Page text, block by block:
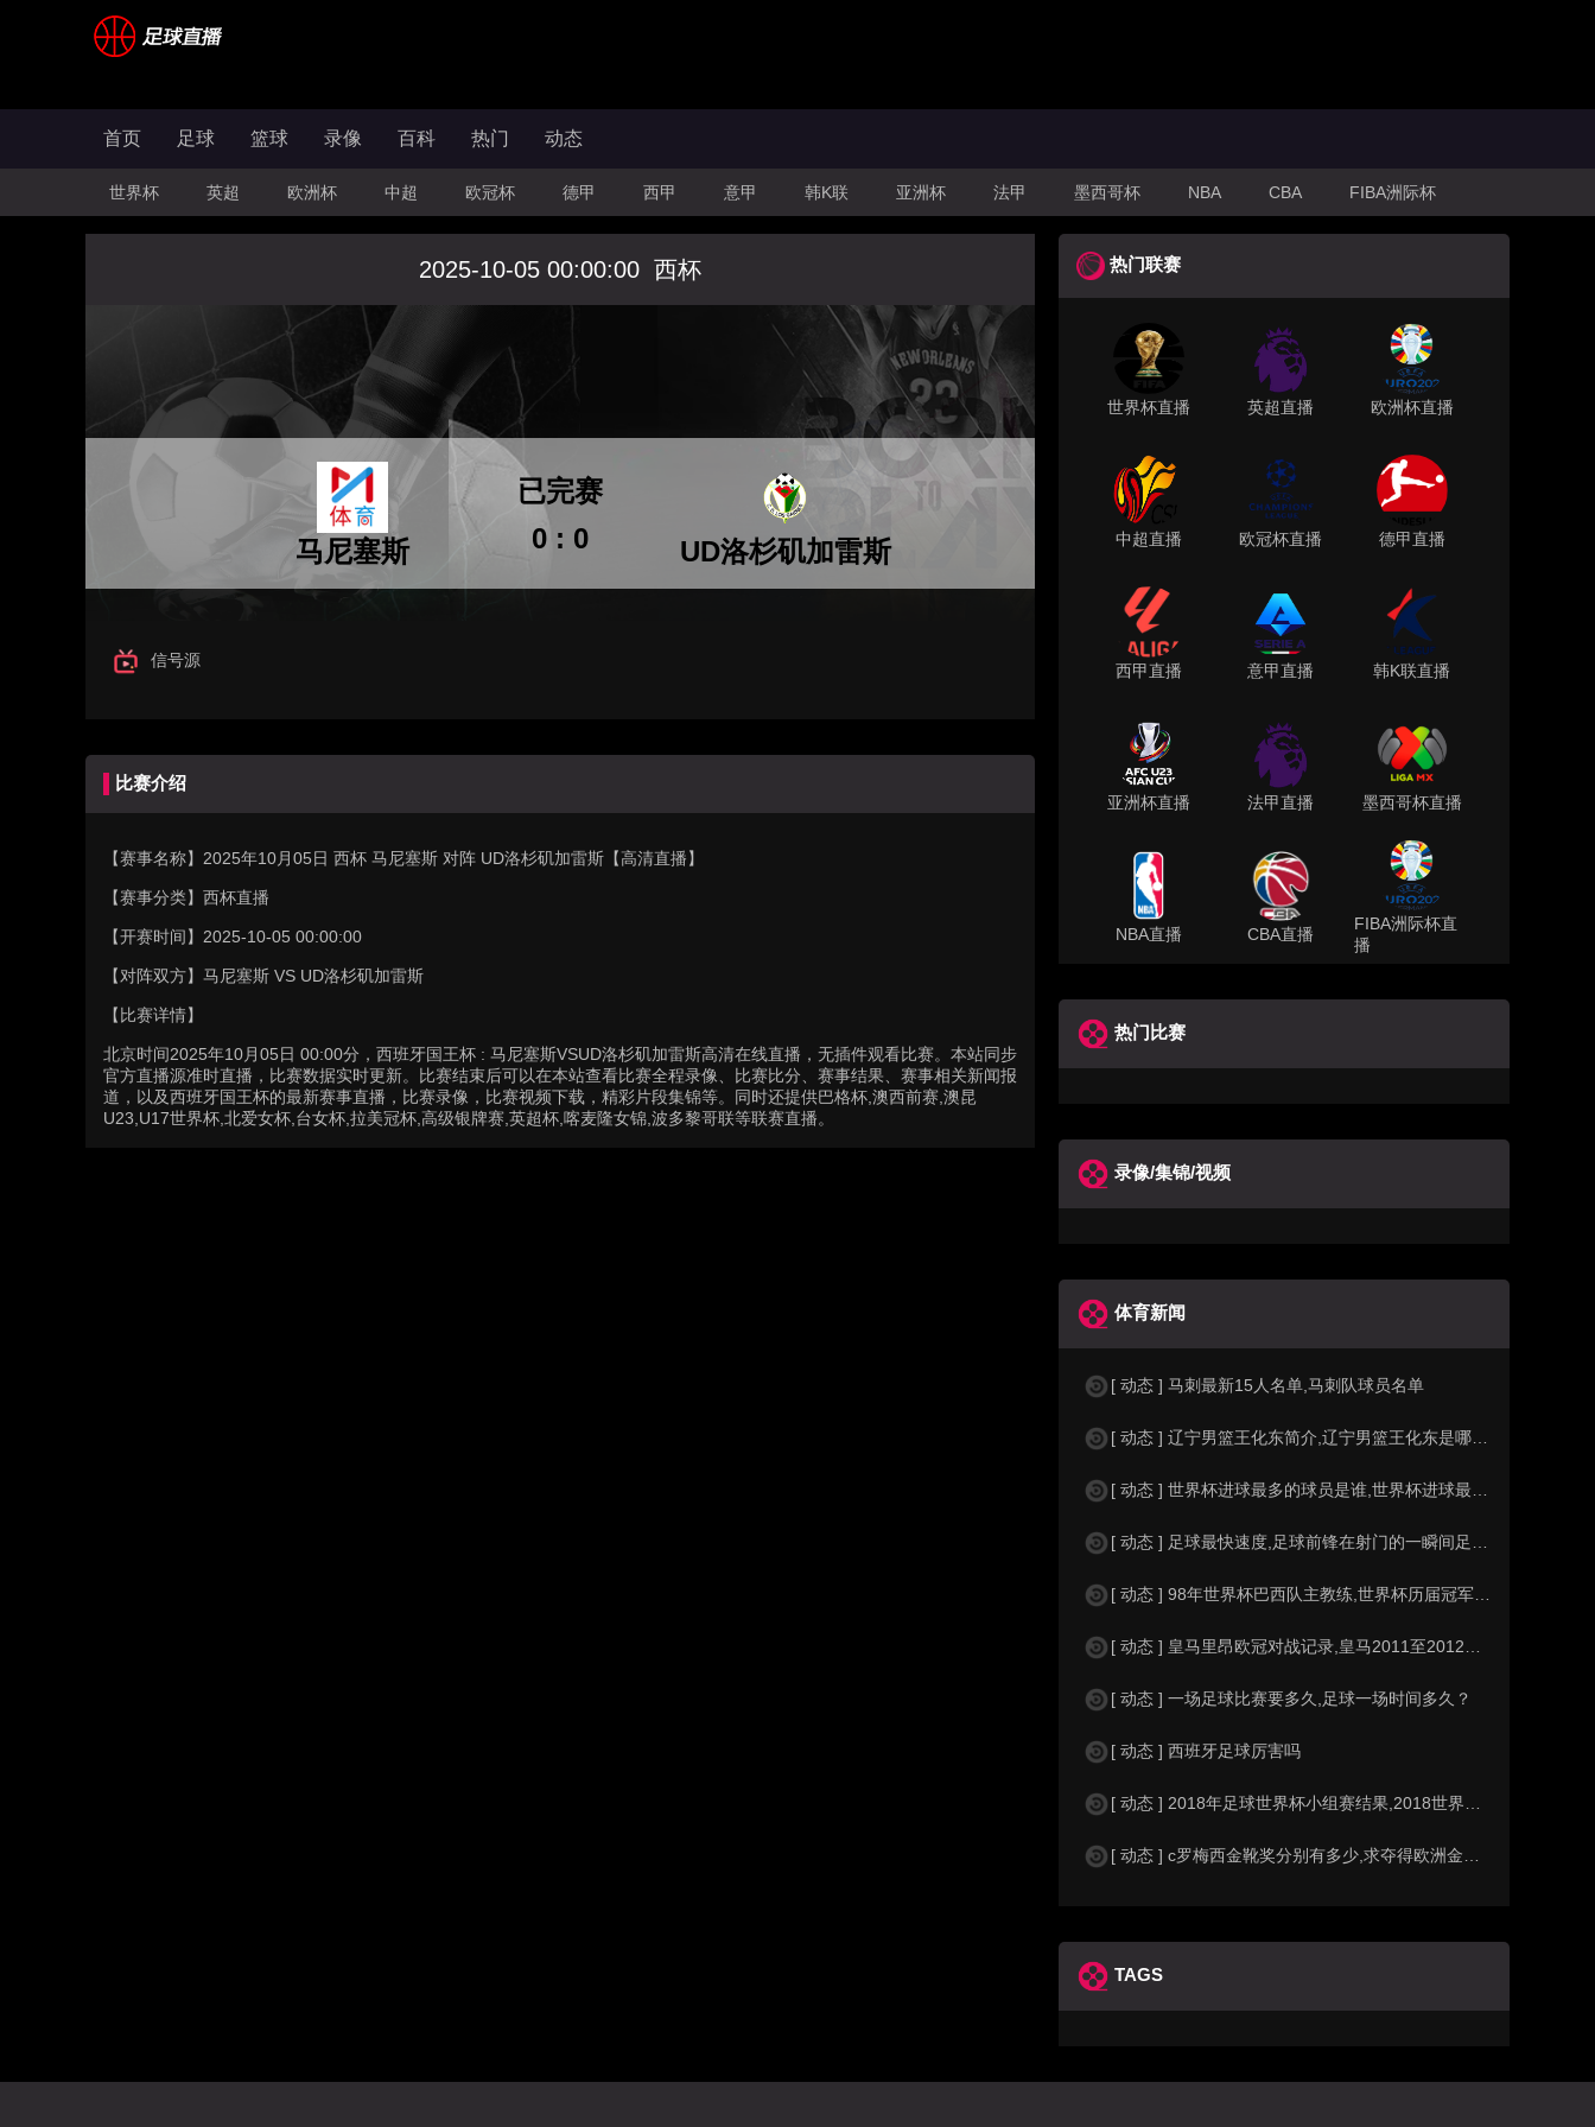
首页 足球 篮球 录像 百科 热门 动态
世界杯 英超 欧洲杯 中超 欧冠杯 德甲 西甲 意甲 韩K联 亚洲杯 法甲 墨西哥杯 NBA CBA FIBA洲际杯
2025-10-05 00:00:00 西杯
马尼塞斯 0 : 0
已完赛
UD洛杉矶加雷斯
信号源
比赛介绍
【赛事名称】 2025年10月05日 西杯 马尼塞斯 对阵 UD洛杉矶加雷斯【高清直播】
【赛事分类】 西杯直播
【开赛时间】 2025-10-05 00:00:00
【对阵双方】 马尼塞斯 VS UD洛杉矶加雷斯
【比赛详情】
北京时间2025年10月05日 00:00分，西班牙国王杯 : 马尼塞斯VSUD洛杉矶加雷斯高清在线直播，无插件观看比赛。本站同步
官方直播源准时直播，比赛数据实时更新。比赛结束后可以在本站查看比赛全程录像、比赛比分、赛事结果、赛事相关新闻报
道，以及西班牙国王杯的最新赛事直播，比赛录像，比赛视频下载，精彩片段集锦等。同时还提供巴格杯,澳西前赛,澳昆
U23,U17世界杯,北爱女杯,台女杯,拉美冠杯,高级银牌赛,英超杯,喀麦隆女锦,波多黎哥联等联赛直播。
热门联赛
世界杯直播 英超直播 欧洲杯直播
中超直播 欧冠杯直播 德甲直播
西甲直播 意甲直播 韩K联直播
亚洲杯直播 法甲直播 墨西哥杯直播
NBA直播 CBA直播
FIBA洲际杯直
播
热门比赛
录像/集锦/视频
体育新闻
[ 动态 ] 马刺最新15人名单,马刺队球员名单
[ 动态 ] 辽宁男篮王化东简介,辽宁男篮王化东是哪里人？
[ 动态 ] 世界杯进球最多的球员是谁,世界杯进球最多的球员是谁？
[ 动态 ] 足球最快速度,足球前锋在射门的一瞬间足球的速度有多快？？
[ 动态 ] 98年世界杯巴西队主教练,世界杯历届冠军球队教练
[ 动态 ] 皇马里昂欧冠对战记录,皇马2011至2012欧冠赛程&nbs
[ 动态 ] 一场足球比赛要多久,足球一场时间多久？
[ 动态 ] 西班牙足球厉害吗
[ 动态 ] 2018年足球世界杯小组赛结果,2018世界杯中国进入a组
[ 动态 ] c罗梅西金靴奖分别有多少,求夺得欧洲金靴奖与各大联赛金靴奖最
TAGS